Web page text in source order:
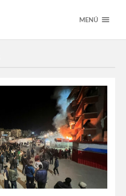
MENÚ